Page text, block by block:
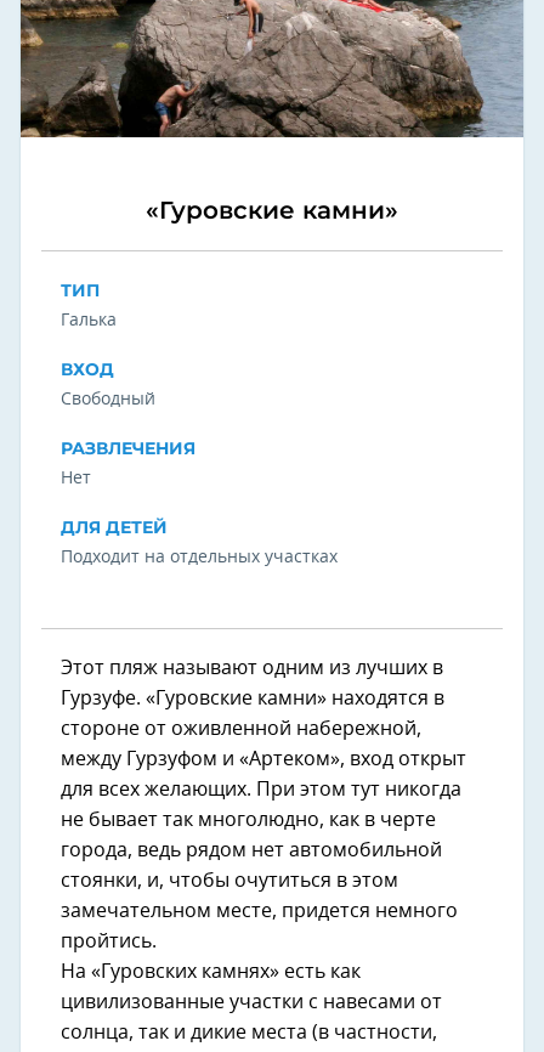
«Гуровские камни»
ТИП
Галька
ВХОД
Свободный
РАЗВЛЕЧЕНИЯ
Нет
ДЛЯ ДЕТЕЙ
Подходит на отдельных участках
Этот пляж называют одним из лучших в
Гурзуфе. «Гуровские камни» находятся в
стороне от оживленной набережной,
между Гурзуфом и «Артеком», вход открыт
для всех желающих. При этом тут никогда
не бывает так многолюдно, как в черте
города, ведь рядом нет автомобильной
стоянки, и, чтобы очутиться в этом
замечательном месте, придется немного
пройтись.
На «Гуровских камнях» есть как
цивилизованные участки с навесами от
солнца, так и дикие места (в частности,